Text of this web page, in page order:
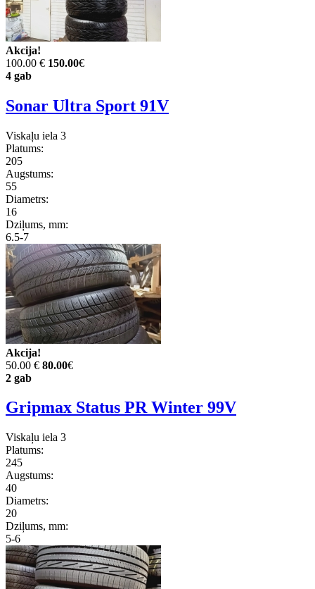
Akcija!
100.00 € 150.00€
4 gab
Sonar Ultra Sport 91V
Viskaļu iela 3
Platums:
205
Augstums:
55
Diametrs:
16
Dziļums, mm:
6.5-7
Akcija!
50.00 € 80.00€
2 gab
Gripmax Status PR Winter 99V
Viskaļu iela 3
Platums:
245
Augstums:
40
Diametrs:
20
Dziļums, mm:
5-6